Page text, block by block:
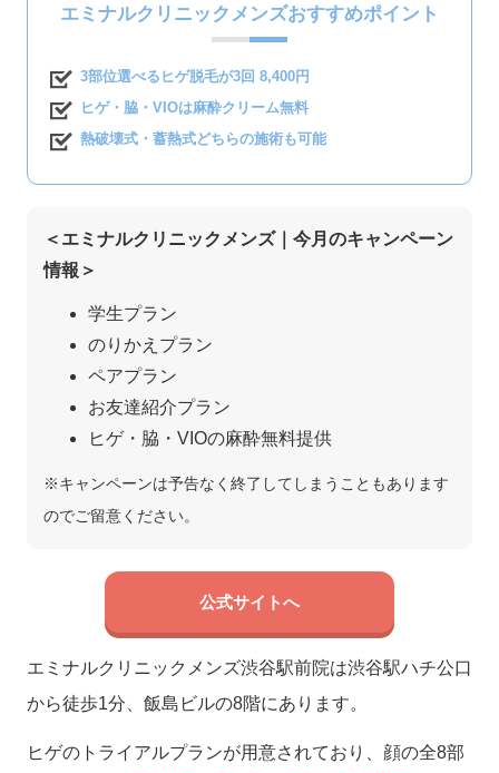
エミナルクリニックメンズおすすめポイント
3部位選べるヒゲ脱毛が3回 8,400円
ヒゲ・脇・VIOは麻酔クリーム無料
熱破壊式・蓄熱式どちらの施術も可能
＜エミナルクリニックメンズ｜今月のキャンペーン
情報＞
学生プラン
のりかえプラン
ペアプラン
お友達紹介プラン
ヒゲ・脇・VIOの麻酔無料提供
※キャンペーンは予告なく終了してしまうこともあります
のでご留意ください。
公式サイトへ
エミナルクリニックメンズ渋谷駅前院は渋谷駅ハチ公口
から徒歩1分、飯島ビルの8階にあります。
ヒゲのトライアルプランが用意されており、顔の全8部